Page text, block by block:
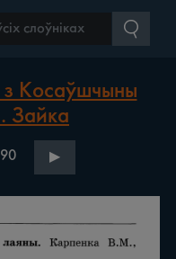
з Косаўшчыны
Зайка
▶